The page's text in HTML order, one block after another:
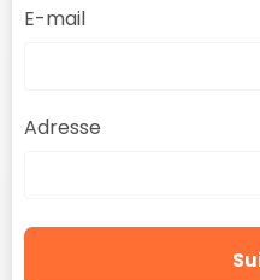
E-mail
Adresse